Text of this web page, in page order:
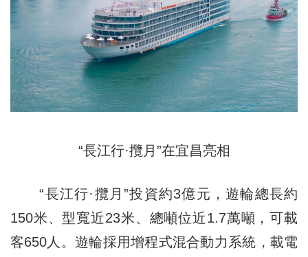
“長江行·攬月”在宜昌亮相
“長江行·攬月”投資約3億元，遊輪總長約
150米、型寬近23米、總噸位近1.7萬噸，可載
客650人。遊輪採用增程式混合動力系統，載電